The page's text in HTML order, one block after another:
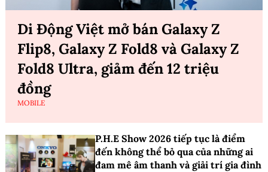
Di Động Việt mở bán Galaxy Z
Flip8, Galaxy Z Fold8 và Galaxy Z
Fold8 Ultra, giảm đến 12 triệu
đồng
MOBILE
P.H.E Show 2026 tiếp tục là điểm
đến không thể bỏ qua của những ai
đam mê âm thanh và giải trí gia đình